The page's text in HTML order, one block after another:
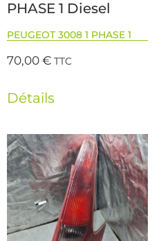
PHASE 1 Diesel
PEUGEOT 3008 1 PHASE 1
70,00€ TTC
Détails